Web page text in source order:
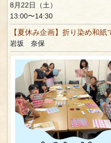
8月22日（土）
13:00〜14:30
【夏休み企画】折り染め和紙
岩坂 奈保